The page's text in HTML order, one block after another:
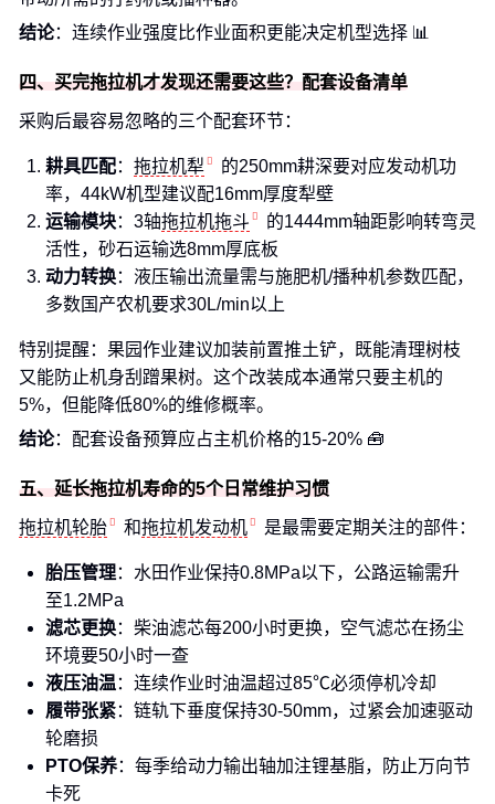
结论：连续作业强度比作业面积更能决定机型选择 📊
四、买完拖拉机才发现还需要这些？配套设备清单
采购后最容易忽略的三个配套环节：
耕具匹配： 拖拉机犁
的250mm耕深要对应发动机功
率，44kW机型建议配16mm厚度犁壁
运输模块：3轴拖拉机拖斗
的1444mm轴距影响转弯灵
活性，砂石运输选8mm厚底板
动力转换：液压输出流量需与施肥机/播种机参数匹配，
多数国产农机要求30L/min以上
特别提醒：果园作业建议加装前置推土铲，既能清理树枝
又能防止机身刮蹭果树。这个改装成本通常只要主机的
5%，但能降低80%的维修概率。
结论：配套设备预算应占主机价格的15-20% 🧰
五、延长拖拉机寿命的5个日常维护习惯
拖拉机轮胎 和拖拉机发动机 是最需要定期关注的部件：
胎压管理：水田作业保持0.8MPa以下，公路运输需升
至1.2MPa
滤芯更换：柴油滤芯每200小时更换，空气滤芯在扬尘
环境要50小时一查
液压油温 ：连续作业时油温超过85℃必须停机冷却
履带张紧：链轨下垂度保持30-50mm，过紧会加速驱动
轮磨损
PTO保养：每季给动力输出轴加注锂基脂，防止万向节
卡死